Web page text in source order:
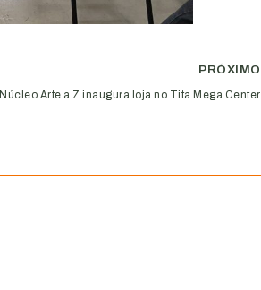
PRÓXIMO
Núcleo Arte a Z inaugura loja no Tita Mega Center